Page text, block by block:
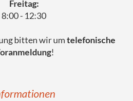
Freitag:
8:00 - 12:30
bitten wir umtelefonische
!